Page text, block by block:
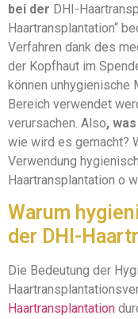
bei der DHI-
Haartransplantation“
Verfahren dank des
der Kopfhaut im
können unhygienische
Bereich verwendet
verursachen. Also,
wie wird es gemacht?
Verwendung
Haartransplantation o
Warum
der DHI-
Die Bedeutung der
Haartransplantation